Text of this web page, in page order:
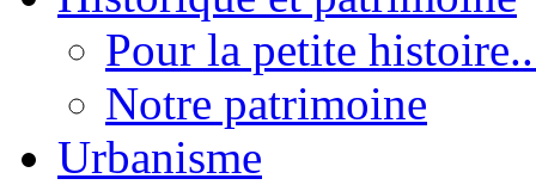
Pour la petite
Notre patrimoine
Urbanisme